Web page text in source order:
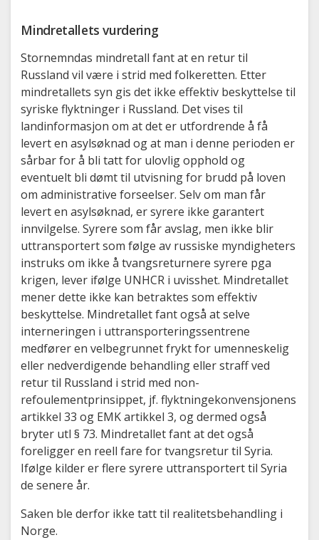
Mindretallets vurdering
Stornemndas mindretall fant at en retur til
Russland vil være i strid med folkeretten. Etter
mindretallets syn gis det ikke effektiv beskyttelse til
syriske flyktninger i Russland. Det vises til
landinformasjon om at det er utfordrende å få
levert en asylsøknad og at man i denne perioden er
sårbar for å bli tatt for ulovlig opphold og
eventuelt bli dømt til utvisning for brudd på loven
om administrative forseelser. Selv om man får
levert en asylsøknad, er syrere ikke garantert
innvilgelse. Syrere som får avslag, men ikke blir
uttransportert som følge av russiske myndigheters
instruks om ikke å tvangsreturnere syrere pga
krigen, lever ifølge UNHCR i uvisshet. Mindretallet
mener dette ikke kan betraktes som effektiv
beskyttelse. Mindretallet fant også at selve
interneringen i uttransporteringssentrene
medfører en velbegrunnet frykt for umenneskelig
eller nedverdigende behandling eller straff ved
retur til Russland i strid med non-
refoulementprinsippet, jf. flyktningekonvensjonens
artikkel 33 og EMK artikkel 3, og dermed også
bryter utl § 73. Mindretallet fant at det også
foreligger en reell fare for tvangsretur til Syria.
Ifølge kilder er flere syrere uttransportert til Syria
de senere år.
Saken ble derfor ikke tatt til realitetsbehandling i
Norge.